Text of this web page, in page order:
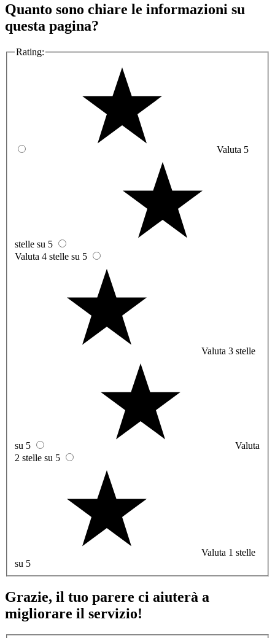
Quanto sono chiare le informazioni su
questa pagina?
Rating:
Valuta 5
stelle su 5
Valuta 4 stelle su 5
Valuta 3 stelle
su 5
Valuta
2 stelle su 5
Valuta 1 stelle
su 5
Grazie, il tuo parere ci aiuterà a
migliorare il servizio!